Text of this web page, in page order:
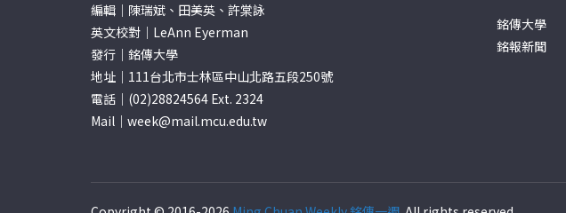
編輯｜陳瑞斌、田美英、許棠詠
英文校對｜LeAnn Eyerman
發行｜銘傳大學
地址｜111台北市士林區中山北路五段250號
電話｜(02)28824564 Ext. 2324
Mail｜ week@mail.mcu.edu.tw
銘傳大學
銘報新聞